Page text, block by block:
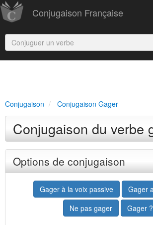
Conjugaison Française
Conjugaison Conjugaison Gager
Conjugaison du verbe
Options de conjugaison
Gager à la voix passive
Gager
Ne pas gager
Gager ?